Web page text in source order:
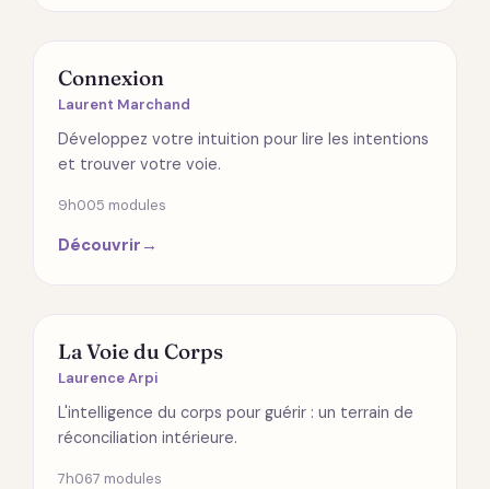
RELATIONS
Connexion
Laurent Marchand
Développez votre intuition pour lire les intentions
et trouver votre voie.
9h005 modules
Découvrir →
ÉMOTIONS
La Voie du Corps
Laurence Arpi
L'intelligence du corps pour guérir : un terrain de
réconciliation intérieure.
7h067 modules